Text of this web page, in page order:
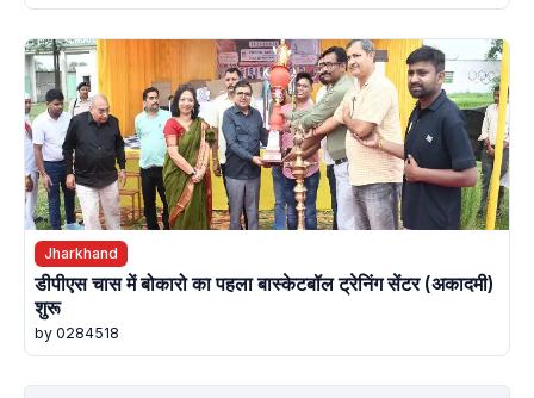
Jharkhand
डीपीएस चास में बोकारो का पहला बास्केटबॉल ट्रेनिंग सेंटर (अकादमी)
शुरू
by 0284518